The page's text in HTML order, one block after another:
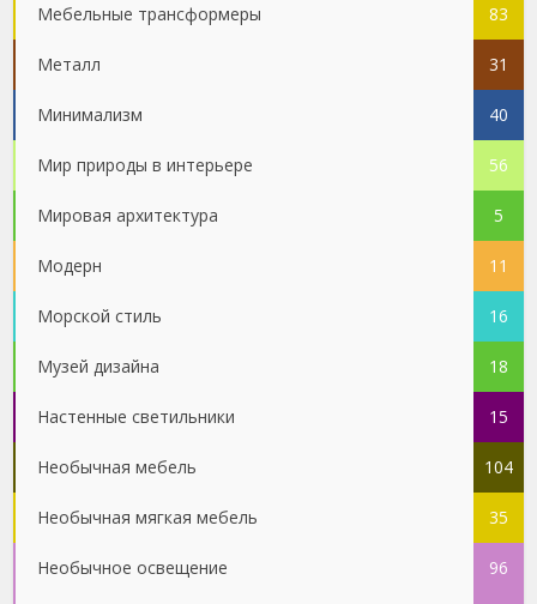
Мебельные трансформеры 83
Металл 31
Минимализм 40
Мир природы в интерьере 56
Мировая архитектура 5
Модерн 11
Морской стиль 16
Музей дизайна 18
Настенные светильники 15
Необычная мебель 104
Необычная мягкая мебель 35
Необычное освещение 96